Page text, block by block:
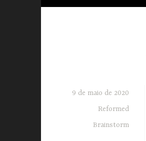
9 de maio de 2020
Reformed
Brainstorm